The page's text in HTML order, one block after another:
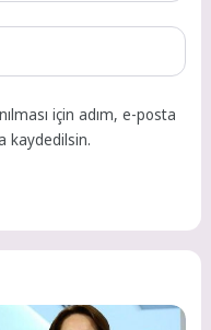
için adım, e-posta
kaydedilsin.